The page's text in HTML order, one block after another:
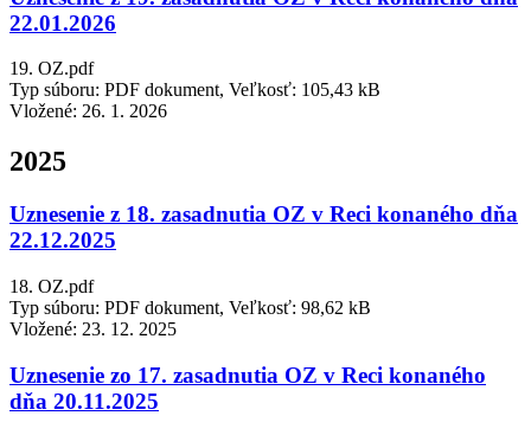
22.01.2026
19. OZ.pdf
Typ súboru: PDF dokument, Veľkosť: 105,43 kB
Vložené: 26. 1. 2026
2025
Uznesenie z 18. zasadnutia OZ v Reci konaného dňa
22.12.2025
18. OZ.pdf
Typ súboru: PDF dokument, Veľkosť: 98,62 kB
Vložené: 23. 12. 2025
Uznesenie zo 17. zasadnutia OZ v Reci konaného
dňa 20.11.2025